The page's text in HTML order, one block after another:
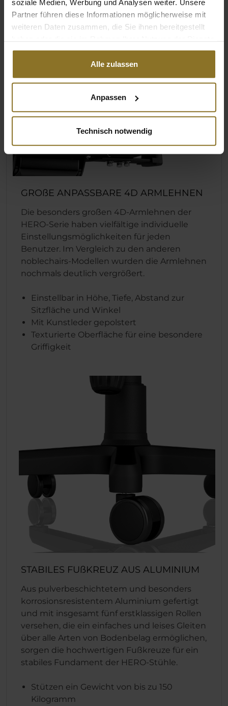
soziale Medien, Werbung und Analysen weiter. Unsere
Partner führen diese Informationen möglicherweise mit
weiteren Daten zusammen, die Sie ihnen bereitgestellt
gesammelt haben.
Alle zulassen
Anpassen
Technisch notwendig
GROßE ANPASSBARE 4D ARMLEHNEN
Die besonders großen 4D-Armlehnen der
HERO-Serie haben vielfältige individuelle
Einstellungsmöglichkeiten für jeden
Benutzer. Im Vergleich zu den anderen
noblechairs-Modellen wurden die Armlehnen
nochmals deutlich vergrößert.
Einstellbar in Höhe, Tiefe, Abstand zur
Sitzfläche und Winkel
Mit Kunstleder gepolstert
Texturierte Oberfläche für eine besondere
Griffigkeit
STABILES FUßKREUZ AUS ALUMINIUM
Aus pulverbeschichtetem und besonders
korrosionsresistentem Aluminium gefertigt
und mit insgesamt fünf erstklassigen Rollen
versehen, die ein einfaches und leises Gleiten
über alle Arten von Bodenbelag ermöglichen,
sorgen die hochwertigen Fußkreuze für ein
stabiles Fundament der HERO-Stühle.
Stützen ein Gewicht von bis zu 150
Kilogramm